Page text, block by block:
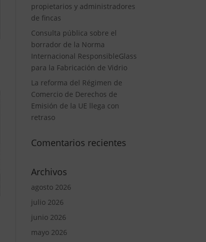
propietarios y administradores
de fincas
Consulta pública sobre el
borrador de la Norma
Internacional ResponsibleGlass
para la Fabricación de Vidrio
La reforma del Régimen de
Comercio de Derechos de
Emisión de la UE llega con
retraso
Comentarios recientes
Archivos
agosto 2026
julio 2026
junio 2026
mayo 2026